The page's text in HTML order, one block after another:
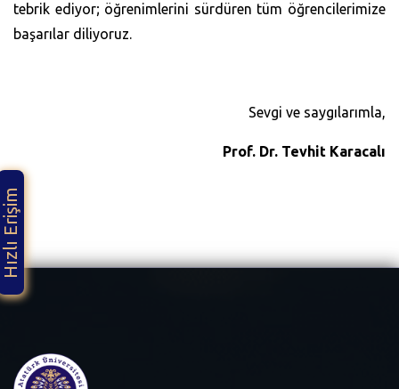
tebrik ediyor; öğrenimlerini sürdüren tüm öğrencilerimize
başarılar diliyoruz.
Sevgi ve saygılarımla,
Prof. Dr. Tevhit Karacalı
Hızlı Erişim